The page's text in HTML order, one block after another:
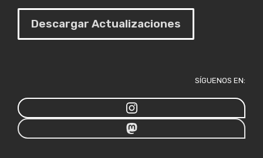
Descargar Actualizaciones
SÍGUENOS EN: